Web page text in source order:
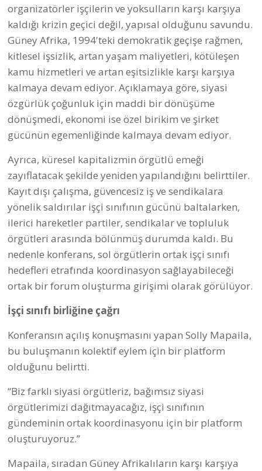
organizatörler işçilerin ve yoksulların karşı karşıya
kaldığı krizin geçici değil, yapısal olduğunu savundu.
Güney Afrika, 1994'teki demokratik geçişe rağmen,
kitlesel işsizlik, artan yaşam maliyetleri, kötüleşen
kamu hizmetleri ve artan eşitsizlikle karşı karşıya
kalmaya devam ediyor. Açıklamaya göre, siyasi
özgürlük çoğunluk için maddi bir dönüşüme
dönüşmedi, ekonomi ise özel birikim ve şirket
gücünün egemenliğinde kalmaya devam ediyor.
Ayrıca, küresel kapitalizmin örgütlü emeği
zayıflatacak şekilde yeniden yapılandığını belirttiler.
Kayıt dışı çalışma, güvencesiz iş ve sendikalara
yönelik saldırılar işçi sınıfının gücünü baltalarken,
ilerici hareketler partiler, sendikalar ve topluluk
örgütleri arasında bölünmüş durumda kaldı. Bu
nedenle konferans, sol örgütlerin ortak işçi sınıfı
hedefleri etrafında koordinasyon sağlayabileceği
ortak bir forum oluşturma girişimi olarak görülüyor.
İşçi sınıfı birliğine çağrı
Konferansın açılış konuşmasını yapan Solly Mapaila,
bu buluşmanın kolektif eylem için bir platform
olduğunu belirtti.
“Biz farklı siyasi örgütleriz, bağımsız siyasi
örgütlerimizi dağıtmayacağız, işçi sınıfının
gündeminin ortak koordinasyonu için bir platform
oluşturuyoruz.”
Mapaila, sıradan Güney Afrikalıların karşı karşıya